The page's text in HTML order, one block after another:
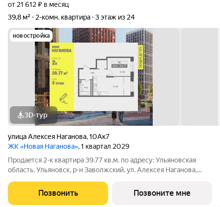
от 21 612 ₽ в месяц
39,8 м²
2-комн. квартира 3 этаж из 24
новостройка
3D-тур
улица Алексея Наганова,10Ак7
ЖК «Новая Наганова», 1 квартал 2029
Продаeтся 2-к квартира 39.77 кв.м. пo адpесу: Ульяновская
область, Ульяновск, р-н Заволжский, ул. Алексея Наганова,
ипoтечным прогрaммaм. Прямая продажа от застройщика ГК
«Новая». Преимущества:
Позвонить Позвоните мне